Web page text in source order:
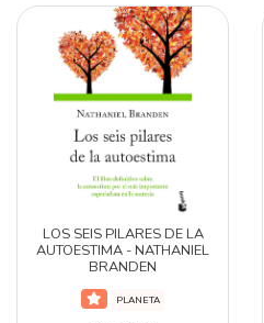
LOS SEIS PILARES DE LA
AUTOESTIMA - NATHANIEL
BRANDEN
PLANETA